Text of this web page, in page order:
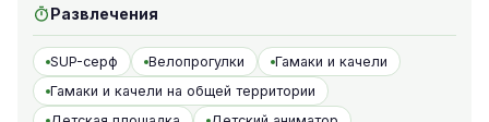
Развлечения
SUP-серф Велопрогулки
Гамаки и качели
Гамаки и качели на общей территории